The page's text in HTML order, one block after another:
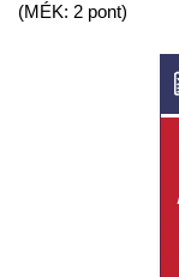
(MÉK: 2 pont)